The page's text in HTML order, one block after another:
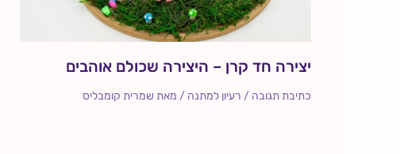
יצירה חד קרן – היצירה שכולם אוהבים
כתיבת תגובה / רעיון למתנה / מאת שמרית קומבליס